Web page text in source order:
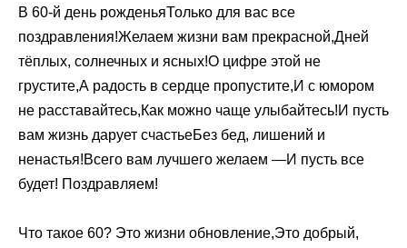
В 60-й день рожденьяТолько для вас все
поздравления!Желаем жизни вам прекрасной,Дней
тёплых, солнечных и ясных!О цифре этой не
грустите,А радость в сердце пропустите,И с юмором
не расставайтесь,Как можно чаще улыбайтесь!И пусть
вам жизнь дарует счастьеБез бед, лишений и
ненастья!Всего вам лучшего желаем —И пусть все
будет! Поздравляем!
Что такое 60? Это жизни обновление,Это добрый,